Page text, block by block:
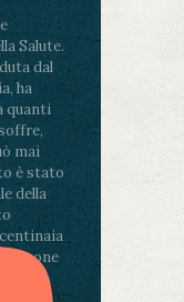
Salute.
dal
ha
quanti
mai
è stato
della